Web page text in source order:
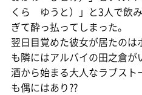
くら ゆうと）」と3人で飲
ぎて酔っ払ってしまった。
翌日目覚めた彼女が居たの
も隣にはアルバイの田之倉
酒から始まる大人なラブスト
も偶にはあり??